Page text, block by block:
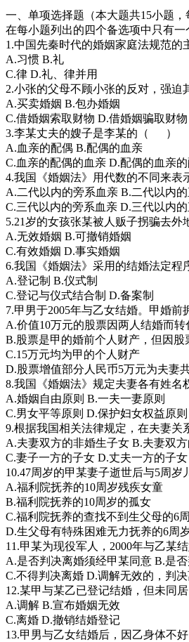
一、单项选择题（本大题共15小题，
在每小题列出的四个备选项中只有
1.中国先秦时代的婚姻家庭法规范
A.习惯 B.礼
C.律 D.礼、律并用
2.小张的父母不顾小张的反对，强
A.买卖婚姻 B.包办婚姻
C.借婚姻索取财物 D.借婚姻骗取财物
3.李某丈夫的嫂子是李某的（ ）
A.血亲的配偶 B.配偶的血亲
C.血亲的配偶的血亲 D.配偶的血亲
4.我国《婚姻法》用代数的不同来
A.二代以内的旁系血亲 B.二代以内
C.三代以内的旁系血亲 D.三代以内
5.21岁的女孩张某被人贩子拐骗去
A.无效婚姻 B.可撤销婚姻
C.有效婚姻 D.事实婚姻
6.我国《婚姻法》采用的结婚法定
A.登记制 B.仪式制
C.登记与仪式结合制 D.备案制
7.甲男于2005年与乙女结婚。甲婚
A.价值10万元的股票因两人结婚而
B.股票是甲的婚前个人财产，但因
C.15万元均为甲的个人财产
D.股票增值部分人民币5万元为夫妻
8.我国《婚姻法》规定夫妻各有姓
A.婚姻自由原则 B.一夫一妻原则
C.男女平等原则 D.保护妇女权益原则
9.根据我国相关法律规定，在夫妻
A.夫妻双方的非婚生子女 B.夫妻双
C.妻子一方的子女 D.丈夫一方的子女
10.47周岁的甲某妻子逝世后与5周
A.福利院抚养的10周岁残疾女童
B.福利院抚养的10周岁的孤女
C.福利院抚养的查找不到生父母的6
D.生父母有特殊困难无力抚养的6周
11.甲某为现役军人，2000年与乙某
A.是否判决离婚须经甲某同意 B.是
C.不得判决离婚 D.调解无效的，判
12.某甲与某乙已登记结婚，但未同
A.调解 B.宣布婚姻无效
C.离婚 D.撤销结婚登记
13.甲男与乙女结婚后，因乙身体不